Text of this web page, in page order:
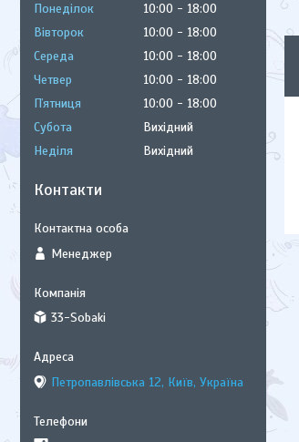
Понеділок 10:00
18:00
Вівторок
10:00
18:00
Середа
10:00
18:00
Четвер
10:00
18:00
Пʼятниця
10:00
18:00
Субота
Вихідний
Неділя
Вихідний
Контакти
Менеджер
33-Sobaki
Петропавлівська 12, Київ, Україна